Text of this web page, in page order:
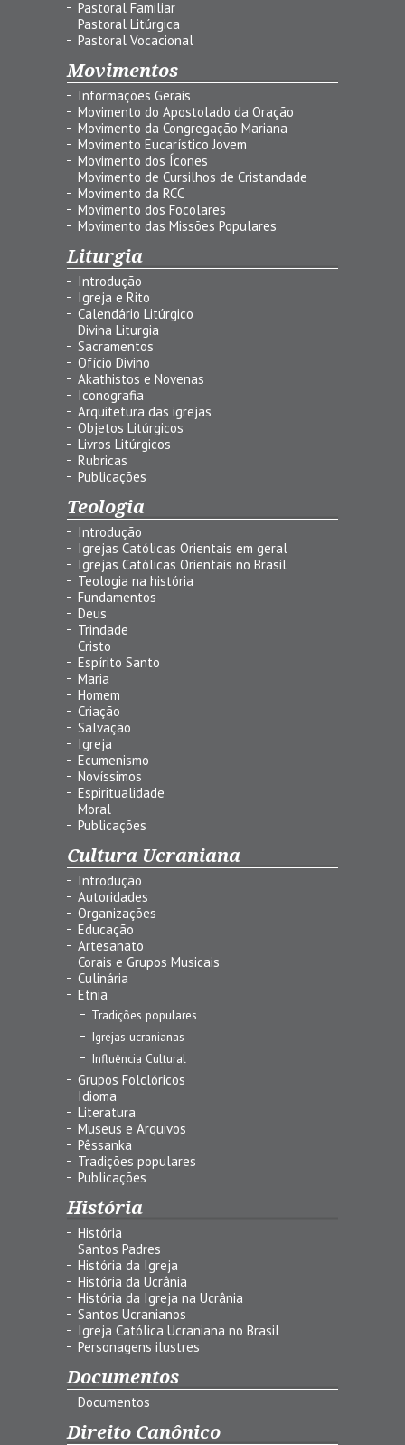
Pastoral Familiar
Pastoral Litúrgica
Pastoral Vocacional
Movimentos
Informações Gerais
Movimento do Apostolado da Oração
Movimento da Congregação Mariana
Movimento Eucarístico Jovem
Movimento dos Ícones
Movimento de Cursilhos de Cristandade
Movimento da RCC
Movimento dos Focolares
Movimento das Missões Populares
Liturgia
Introdução
Igreja e Rito
Calendário Litúrgico
Divina Liturgia
Sacramentos
Ofício Divino
Akathistos e Novenas
Iconografia
Arquitetura das igrejas
Objetos Litúrgicos
Livros Litúrgicos
Rubricas
Publicações
Teologia
Introdução
Igrejas Católicas Orientais em geral
Igrejas Católicas Orientais no Brasil
Teologia na história
Fundamentos
Deus
Trindade
Cristo
Espírito Santo
Maria
Homem
Criação
Salvação
Igreja
Ecumenismo
Novíssimos
Espiritualidade
Moral
Publicações
Cultura Ucraniana
Introdução
Autoridades
Organizações
Educação
Artesanato
Corais e Grupos Musicais
Culinária
Etnia
Tradições populares
Igrejas ucranianas
Influência Cultural
Grupos Folclóricos
Idioma
Literatura
Museus e Arquivos
Pêssanka
Tradições populares
Publicações
História
História
Santos Padres
História da Igreja
História da Ucrânia
História da Igreja na Ucrânia
Santos Ucranianos
Igreja Católica Ucraniana no Brasil
Personagens ilustres
Documentos
Documentos
Direito Canônico